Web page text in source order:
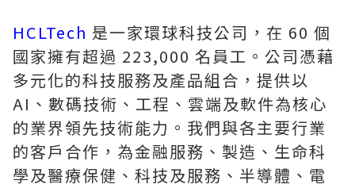
HCLTech 是一家環球科技公司，在 60 個
國家擁有超過 223,000 名員工。公司憑藉
多元化的科技服務及產品組合，提供以
AI、數碼技術、工程、雲端及軟件為核心
的業界領先技術能力。我們與各主要行業
的客戶合作，為金融服務、製造、生命科
學及醫療保健、科技及服務、半導體、電